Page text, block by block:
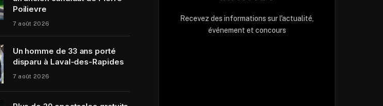
Poilievre
7 août 2026
Un homme de 33 ans porté
disparu à Laval-des-Rapides
7 août 2026
Recevez des informations sur l'actualité,
événement et concours